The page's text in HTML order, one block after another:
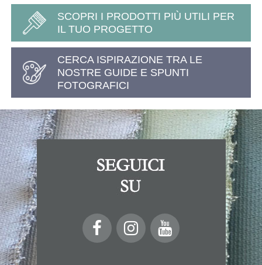
SCOPRI I PRODOTTI PIÙ UTILI PER
IL TUO PROGETTO
CERCA ISPIRAZIONE TRA LE
NOSTRE GUIDE E SPUNTI
FOTOGRAFICI